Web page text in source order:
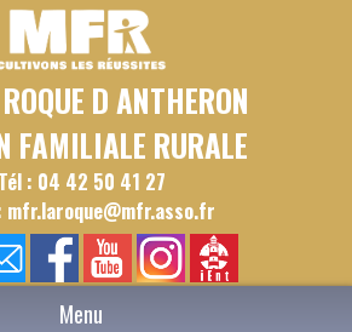
D ANTHERON
FAMILIALE RURALE
Tél : 04 42 50 41 27
mfr.laroque@mfr.asso.fr
Menu